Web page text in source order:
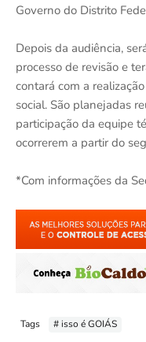
Governo do Distrito
Depois da audiência,
processo de revisão e
contará com a
social. São planejadas
participação da equipe
ocorrerem a partir do
*Com informações da
Tags # isso é GOIÁS